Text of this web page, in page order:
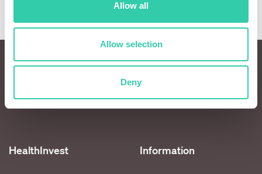
Allow all
Allow selection
Deny
HealthInvest Information